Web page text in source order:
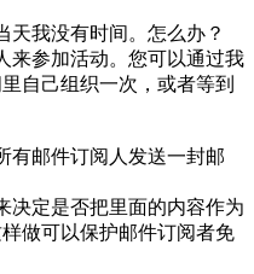
天我没有时间。怎么办？
来参加活动。您可以通过我
自己组织一次，或者等到
有邮件订阅人发送一封邮
决定是否把里面的内容作为
做可以保护邮件订阅者免